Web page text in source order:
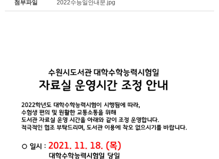
첨부파일 2022수능일안내문.jpg